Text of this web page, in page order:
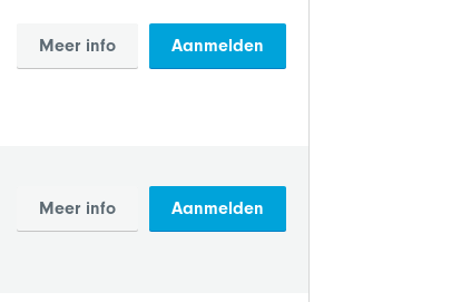
Meer info Aanmelden
Meer info Aanmelden